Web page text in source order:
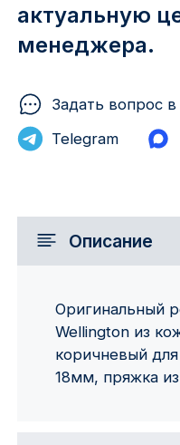
актуальную
менеджера.
Задать вопрос
Telegram
Описание
Оригинальный
Wellington из
коричневый
18мм, пряжка